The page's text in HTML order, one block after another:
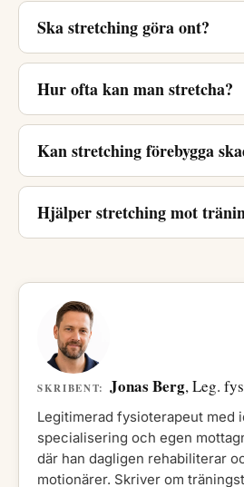
Ska stretching göra ont?
Hur ofta kan man stretcha?
Kan stretching förebygga
Hjälper stretching mot
SKRIBENT: Jonas Berg, Leg.
Legitimerad fysioterapeut med
specialisering och egen
där han dagligen rehabiliterar
motionärer. Skriver om